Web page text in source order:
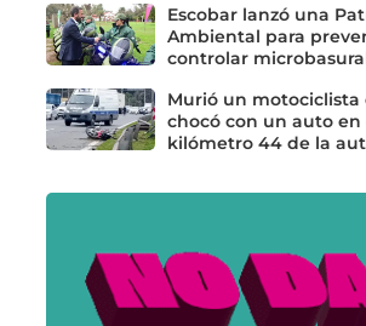
Escobar lanzó una
Ambiental para
controlar
Murió un motociclista
chocó con un auto en
kilómetro 44 de la